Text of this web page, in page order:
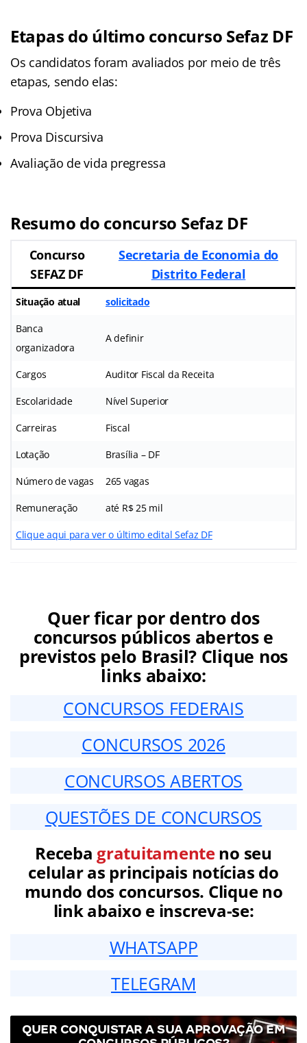
Etapas do último concurso Sefaz DF
Os candidatos foram avaliados por meio de três
etapas, sendo elas:
Prova Objetiva
Prova Discursiva
Avaliação de vida pregressa
Resumo do concurso Sefaz DF
Concurso
SEFAZ DF
Secretaria de Economia do
Distrito Federal
Situação atual solicitado
Banca
organizadora
A definir
Cargos Auditor Fiscal da Receita
Escolaridade Nível Superior
Carreiras Fiscal
Lotação Brasília – DF
Número de vagas 265 vagas
Remuneração até R$ 25 mil
Clique aqui para ver o último edital Sefaz DF
Quer ficar por dentro dos
concursos públicos abertos e
previstos pelo Brasil? Clique nos
links abaixo:
CONCURSOS FEDERAIS
CONCURSOS 2026
CONCURSOS ABERTOS
QUESTÕES DE CONCURSOS
Receba gratuitamenteno seu
celular as principais notícias do
mundo dos concursos. Clique no
link abaixo e inscreva-se:
WHATSAPP
TELEGRAM
QUER CONQUISTAR A SUA APROVAÇÃO EM